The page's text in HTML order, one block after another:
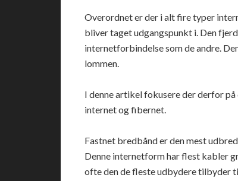
Overordnet er der i alt fire typer
bliver taget udgangspunkt i. Den
internetforbindelse som de andre.
lommen.
I denne artikel fokusere der derfor
internet og fibernet.
Fastnet bredbånd er den mest
Denne internetform har flest kabler
ofte den de fleste udbydere tilbyder